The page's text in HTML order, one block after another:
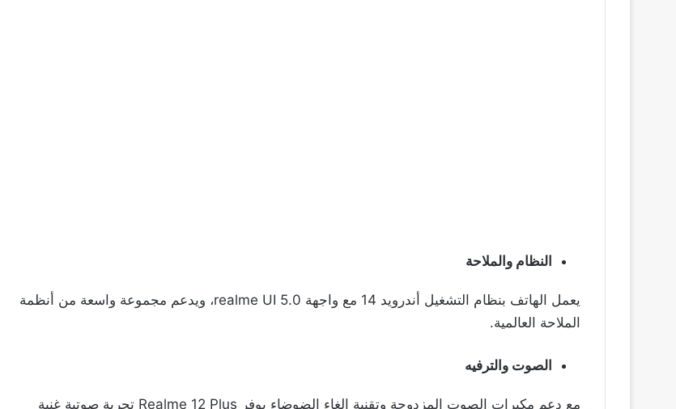
النظام والملاحة
يعمل الهاتف بنظام التشغيل أندرويد 14 مع واجهة realme UI 5.0، ويدعم مجموعة واسعة من أنظمة
الملاحة العالمية.
الصوت والترفيه
مع دعم مكبرات الصوت المزدوجة وتقنية إلغاء الضوضاء يوفر Realme 12 Plus تجربة صوتية غنية